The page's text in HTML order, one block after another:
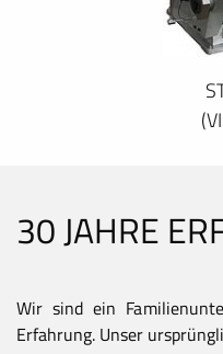
30 JAHRE
Wir sind ein
Erfahrung. Unser